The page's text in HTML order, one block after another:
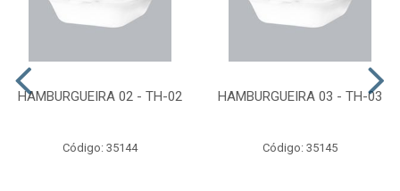
HAMBURGUEIRA 02 - TH-02
Código: 35144
HAMBURGUEIRA 03 - TH-03
Código: 35145